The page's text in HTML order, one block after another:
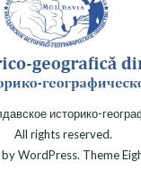
историко-
All rights reserved.
byWordPress. Theme